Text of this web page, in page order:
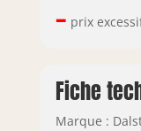
– prix
Fiche
Marque :